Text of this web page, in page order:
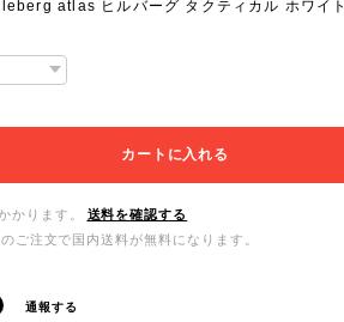
atlas ヒルバーグ タクティカル ホワイト
カートに入れる
かります。
送料を確認する
ご注文で国内送料が無料になります。
通報する